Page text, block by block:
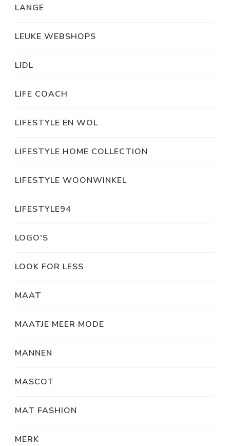
LANGE
LEUKE WEBSHOPS
LIDL
LIFE COACH
LIFESTYLE EN WOL
LIFESTYLE HOME COLLECTION
LIFESTYLE WOONWINKEL
LIFESTYLE94
LOGO'S
LOOK FOR LESS
MAAT
MAATJE MEER MODE
MANNEN
MASCOT
MAT FASHION
MERK